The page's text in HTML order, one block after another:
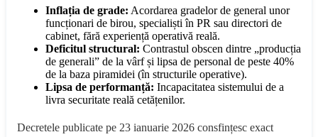
Inflația de grade: Acordarea gradelor de general unor
funcționari de birou, specialiști în PR sau directori de
cabinet, fără experiență operativă reală.
Deficitul structural: Contrastul obscen dintre „producția
de generali” de la vârf și lipsa de personal de peste 40%
de la baza piramidei (în structurile operative).
Lipsa de performanță: Incapacitatea sistemului de a
livra securitate reală cetățenilor.
Decretele publicate pe 23 ianuarie 2026 consfințesc exact